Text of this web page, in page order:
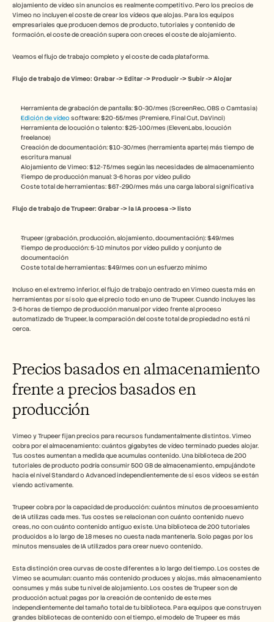
alojamiento de vídeo sin anuncios es realmente competitivo. Pero los precios de
Vimeo no incluyen el coste de crear los vídeos que alojas. Para los equipos
empresariales que producen demos de producto, tutoriales y contenido de
formación, el coste de creación supera con creces el coste de alojamiento.
Veamos el flujo de trabajo completo y el coste de cada plataforma.
Flujo de trabajo de Vimeo: Grabar -> Editar -> Producir -> Subir -> Alojar
Herramienta de grabación de pantalla: $0-30/mes (ScreenRec, OBS o Camtasia)
Edición de vídeo software: $20-55/mes (Premiere, Final Cut, DaVinci)
Herramienta de locución o talento: $25-100/mes (ElevenLabs, locución
freelance)
Creación de documentación: $10-30/mes (herramienta aparte) más tiempo de
escritura manual
Alojamiento de Vimeo: $12-75/mes según las necesidades de almacenamiento
Tiempo de producción manual: 3-6 horas por vídeo pulido
Coste total de herramientas: $67-290/mes más una carga laboral significativa
Flujo de trabajo de Trupeer: Grabar -> la IA procesa -> listo
Trupeer (grabación, producción, alojamiento, documentación): $49/mes
Tiempo de producción: 5-10 minutos por vídeo pulido y conjunto de
documentación
Coste total de herramientas: $49/mes con un esfuerzo mínimo
Incluso en el extremo inferior, el flujo de trabajo centrado en Vimeo cuesta más en
herramientas por sí solo que el precio todo en uno de Trupeer. Cuando incluyes las
3-6 horas de tiempo de producción manual por vídeo frente al proceso
automatizado de Trupeer, la comparación del coste total de propiedad no está ni
cerca.
Precios basados en almacenamiento
frente a precios basados en
producción
Vimeo y Trupeer fijan precios para recursos fundamentalmente distintos. Vimeo
cobra por el almacenamiento: cuántos gigabytes de vídeo terminado puedes alojar.
Tus costes aumentan a medida que acumulas contenido. Una biblioteca de 200
tutoriales de producto podría consumir 500 GB de almacenamiento, empujándote
hacia el nivel Standard o Advanced independientemente de si esos vídeos se están
viendo activamente.
Trupeer cobra por la capacidad de producción: cuántos minutos de procesamiento
de IA utilizas cada mes. Tus costes se relacionan con cuánto contenido nuevo
creas, no con cuánto contenido antiguo existe. Una biblioteca de 200 tutoriales
producidos a lo largo de 18 meses no cuesta nada mantenerla. Solo pagas por los
minutos mensuales de IA utilizados para crear nuevo contenido.
Esta distinción crea curvas de coste diferentes a lo largo del tiempo. Los costes de
Vimeo se acumulan: cuanto más contenido produces y alojas, más almacenamiento
consumes y más sube tu nivel de alojamiento. Los costes de Trupeer son de
producción actual: pagas por la creación de contenido de este mes
independientemente del tamaño total de tu biblioteca. Para equipos que construyen
grandes bibliotecas de contenido con el tiempo, el modelo de Trupeer es más